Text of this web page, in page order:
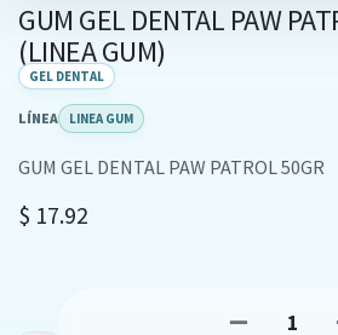
GUM GEL DENTAL PAW
(LINEA GUM)
GEL DENTAL
LÍNEA LINEA GUM
GUM GEL DENTAL PAW PATROL 50GR
$ 17.92